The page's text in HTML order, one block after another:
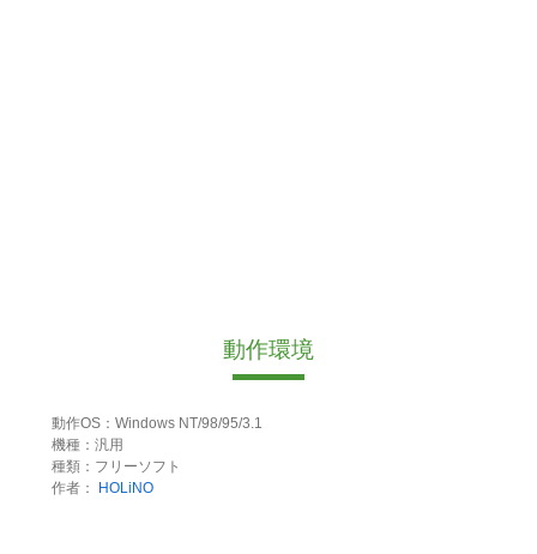
動作環境
動作OS：Windows NT/98/95/3.1
機種：汎用
種類：フリーソフト
作者：
HOLiNO